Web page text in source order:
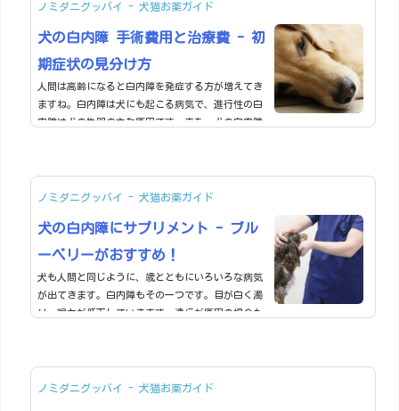
ノミダニグッバイ - 犬猫お薬ガイド
犬の白内障 手術費用と治療費 - 初
期症状の見分け方
人間は高齢になると白内障を発症する方が増えてき
ますね。白内障は犬にも起こる病気で、進行性の白
内障は犬の失明の主な原因です。また、犬の白内障
術によって治療しますが、犬の場合も目薬や手術な
どで治療を行うことが可能です。具体的にどのくら
かをまとめました。目次1.白内障の種類をご解説2.
初期症状の見分け方3.点眼・目薬での具体的な治療
ノミダニグッバイ - 犬猫お薬ガイド
犬の白内障にサプリメント - ブル
ーベリーがおすすめ！
犬も人間と同じように、歳とともにいろいろな病気
が出てきます。白内障もその一つです。目が白く濁
り、視力が低下していきます。遺伝が原因の場合も
ルーベリーや、目に良い食べ物で白内障を予防若い
うちからの予防が重要です！我が家での予防はサプ
ノミダニグッバイ - 犬猫お薬ガイド